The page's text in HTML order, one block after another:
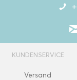
KUNDENSERVICE
Versand